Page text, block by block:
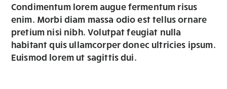
Condimentum lorem augue fermentum risus
enim. Morbi diam massa odio est tellus ornare
pretium nisi nibh. Volutpat feugiat nulla
habitant quis ullamcorper donec ultricies ipsum.
Euismod lorem ut sagittis dui.